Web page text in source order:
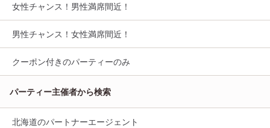
女性チャンス！男性満席間近！
男性チャンス！女性満席間近！
クーポン付きのパーティーのみ
パーティー主催者から検索
北海道のパートナーエージェント